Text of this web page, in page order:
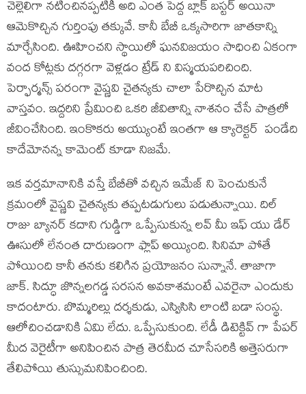
చెల్లెలిగా నటించినప్పటికీ అది ఎంత పెద్ద బ్లాక్ బస్టర్ అయినా
ఆమెకొచ్చిన గుర్తింపు తక్కువే. కానీ బేబీ ఒక్కసారిగా జాతకాన్ని
మార్చేసింది. ఊహించని స్థాయిలో ఘనవిజయం సాధించి ఏకంగా
వంద కోట్లకు దగ్గరగా వెళ్లడం ట్రేడ్ ని విస్మయపరిచింది.
పెర్ఫార్మన్స్ పరంగా వైష్ణవి చైతన్యకు చాలా పేరొచ్చిన మాట
వాస్తవం. ఇద్దరిని ప్రేమించి ఒకరి జీవితాన్ని నాశనం చేసే పాత్రలో
జీవించేసింది. ఇంకొకరు అయ్యుంటే ఇంతగా ఆ క్యారెక్టర్ పండేది
కాదేమోనన్న కామెంట్ కూడా నిజమే.
ఇక వర్తమానానికి వస్తే బేబీతో వచ్చిన ఇమేజ్ ని పెంచుకునే
క్రమంలో వైష్ణవి చైతన్యకు తప్పటడుగులు పడుతున్నాయి. దిల్
రాజు బ్యానర్ కదాని గుడ్డిగా ఒప్పేసుకున్న లవ్ మీ ఇఫ్ యు డేర్
ఊసులో లేనంత దారుణంగా ఫ్లాప్ అయ్యింది. సినిమా పోతే
పోయింది కానీ తనకు కలిగిన ప్రయోజనం సున్నానే. తాజాగా
జాక్. సిద్ధూ జొన్నలగడ్డ సరసన అవకాశమంటే ఎవరైనా ఎందుకు
కాదంటారు. బొమ్మరిల్లు దర్శకుడు, ఎస్విసిసి లాంటి బడా సంస్థ.
ఆలోచించడానికి ఏమి లేదు. ఒప్పేసుకుంది. లేడీ డిటెక్టివ్ గా పేపర్
మీద వెరైటీగా అనిపించిన పాత్ర తెరమీద చూసేసరికి అత్తెసరుగా
తేలిపోయి తుస్సుమనిపించింది.